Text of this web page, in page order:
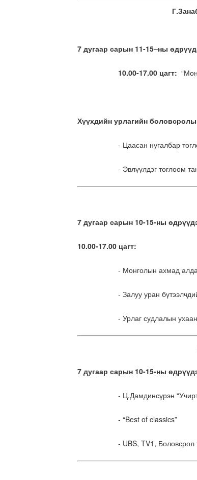
7 дугаар сарын 11-15–ны
10.00-17.00 цагт:
Хүүхдийн урлагийн
- Цаасан нугалбар
- Эвлүүлдэг тоглоом
7 дугаар сарын 10-15-ны
10.00-17.00 цагт:
- Монголын ахмад
- Залуу уран
- Урлаг судлалын
7 дугаар сарын 10-15-ны
- Ц.Дамдинсүрэн
- “Best of classics”
- UBS, TV1, Боловсрол